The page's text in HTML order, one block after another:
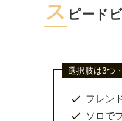
ス ピード
選択肢は3つ
フレン
ソロで